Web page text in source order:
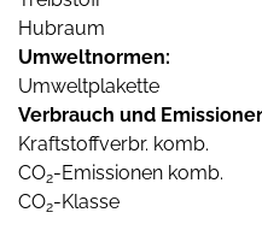
Hubraum
Umweltnormen:
Umweltplakette
Verbrauch und
Kraftstoffverbr. komb.
CO2-Emissionen komb.
CO2-Klasse